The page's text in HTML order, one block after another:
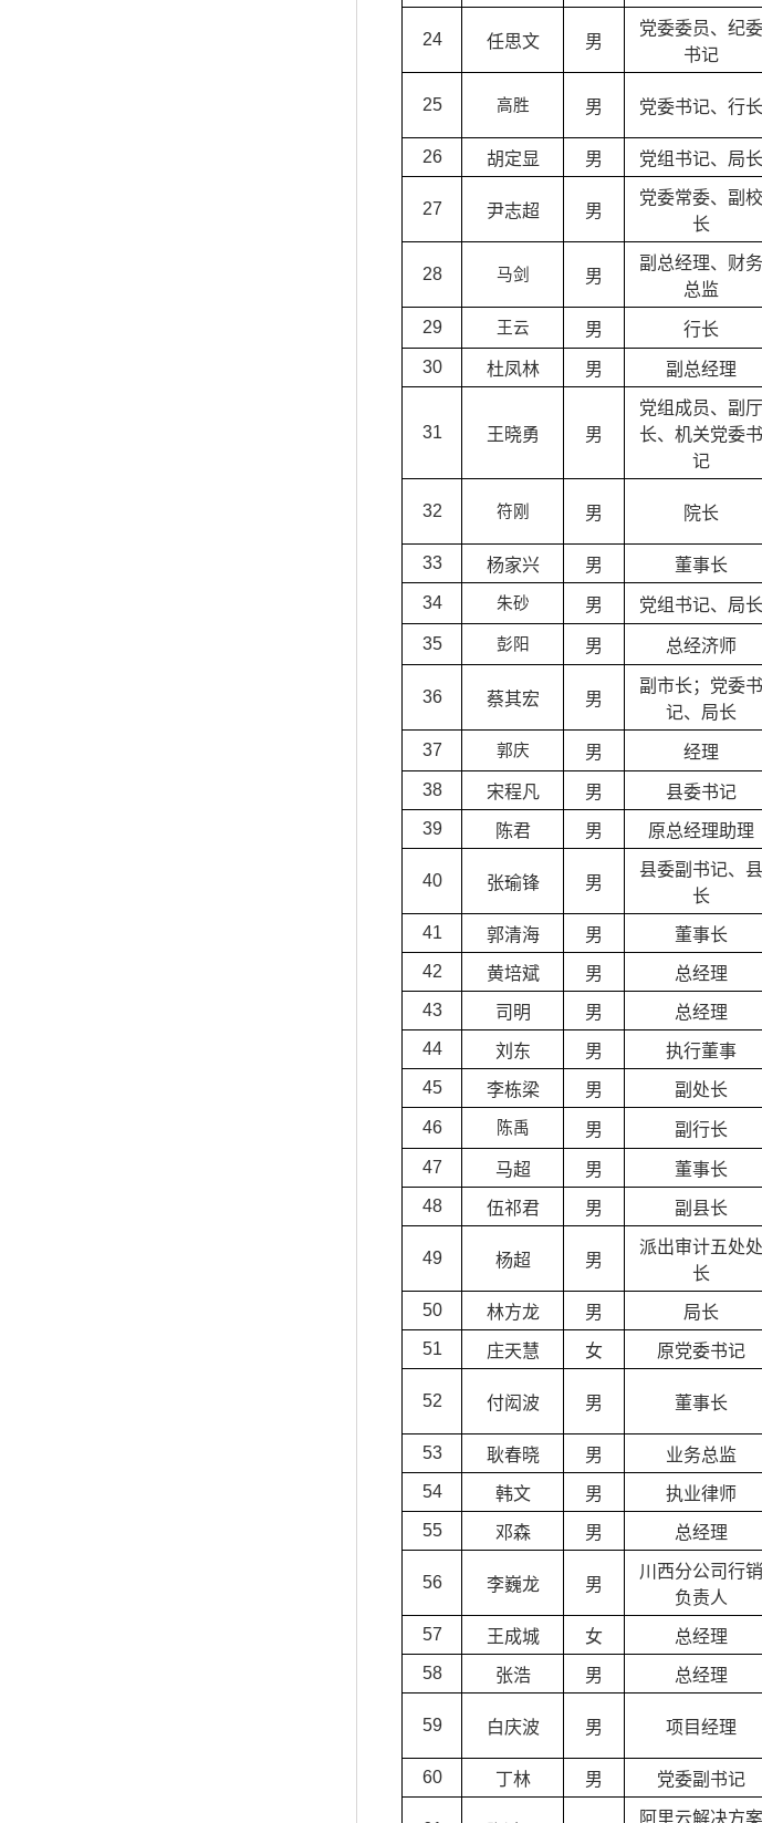
24 任思文 男
党委委员、纪委
书记
25 高胜 男 党委书记、行长
26
胡定显 男 党组书记、局长
27 尹志超 男
党委常委、副校
长
28 马剑 男
副总经理、财务
总监
29 王云 男 行长
30
杜凤林 男 副总经理
31 王晓勇 男
党组成员、副厅
长、机关党委书
记
32 符刚 男 院长
33
杨家兴 男 董事长
34
朱砂 男 党组书记、局长
35 彭阳 男 总经济师
36 蔡其宏 男
副市长；党委书
记、局长
37 郭庆 男 经理
38
宋程凡 男 县委书记
39
陈君 男 原总经理助理
40 张瑜锋 男
县委副书记、县
长
41 郭清海 男 董事长
42
黄培斌 男 总经理
43
司明 男 总经理
44
刘东 男 执行董事
45
李栋梁 男 副处长
46
陈禹 男 副行长
47
马超 男 董事长
48
伍祁君 男 副县长
49 杨超 男
派出审计五处处
长
50 林方龙 男 局长
51
庄天慧 女 原党委书记
52 付闳波 男 董事长
53 耿春晓 男 业务总监
54
韩文 男 执业律师
55
邓森 男 总经理
56 李巍龙 男
川西分公司行销
负责人
57 王成城 女 总经理
58
张浩 男 总经理
59 白庆波 男 项目经理
60 丁林 男 党委副书记
阿里云解决方案